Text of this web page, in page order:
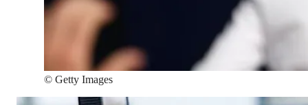
© Getty Images